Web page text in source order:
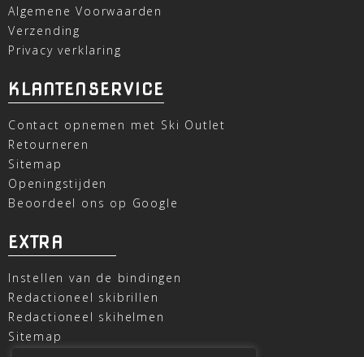
Algemene Voorwaarden
Verzending
Privacy verklaring
KLANTENSERVICE
Contact opnemen met Ski Outlet
Retourneren
Sitemap
Openingstijden
Beoordeel ons op Google
EXTRA
Instellen van de bindingen
Redactioneel skibrillen
Redactioneel skihelmen
Sitemap